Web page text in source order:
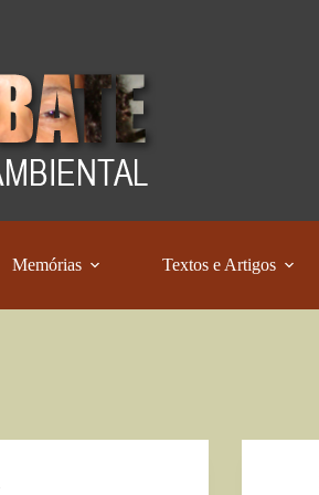
Memórias Textos e Artigos